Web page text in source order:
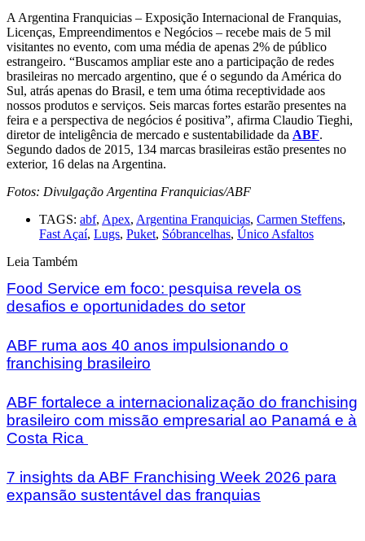
A Argentina Franquicias – Exposição Internacional de Franquias,
Licenças, Empreendimentos e Negócios – recebe mais de 5 mil
visitantes no evento, com uma média de apenas 2% de público
estrangeiro. “Buscamos ampliar este ano a participação de redes
brasileiras no mercado argentino, que é o segundo da América do
Sul, atrás apenas do Brasil, e tem uma ótima receptividade aos
nossos produtos e serviços. Seis marcas fortes estarão presentes na
feira e a perspectiva de negócios é positiva”, afirma Claudio Tieghi,
diretor de inteligência de mercado e sustentabilidade da ABF.
Segundo dados de 2015, 134 marcas brasileiras estão presentes no
exterior, 16 delas na Argentina.
Fotos: Divulgação Argentina Franquicias/ABF
TAGS: abf, Apex, Argentina Franquicias, Carmen Steffens,
Fast Açaí, Lugs, Puket, Sóbrancelhas, Único Asfaltos
Leia Também
Food Service em foco: pesquisa revela os
desafios e oportunidades do setor
ABF ruma aos 40 anos impulsionando o
franchising brasileiro
ABF fortalece a internacionalização do franchising
brasileiro com missão empresarial ao Panamá e à
Costa Rica
7 insights da ABF Franchising Week 2026 para
expansão sustentável das franquias